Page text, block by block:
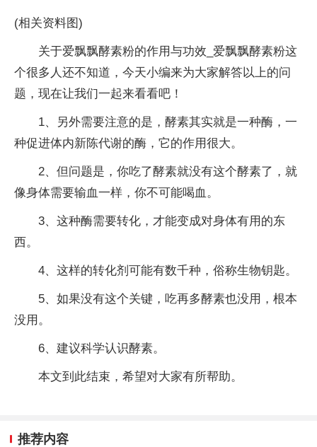
(相关资料图)
关于爱飘飘酵素粉的作用与功效_爱飘飘酵素粉这
个很多人还不知道，今天小编来为大家解答以上的问
题，现在让我们一起来看看吧！
1、另外需要注意的是，酵素其实就是一种酶，一
种促进体内新陈代谢的酶，它的作用很大。
2、但问题是，你吃了酵素就没有这个酵素了，就
像身体需要输血一样，你不可能喝血。
3、这种酶需要转化，才能变成对身体有用的东
西。
4、这样的转化剂可能有数千种，俗称生物钥匙。
5、如果没有这个关键，吃再多酵素也没用，根本
没用。
6、建议科学认识酵素。
本文到此结束，希望对大家有所帮助。
推荐内容